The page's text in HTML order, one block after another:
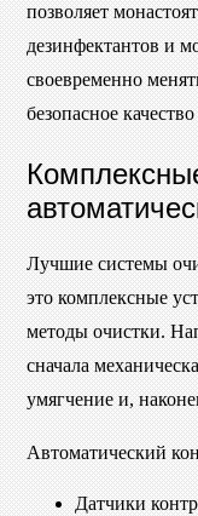
позволяет
дезинфектантов и
своевременно
безопасное
Лучшие системы
это комплексные
методы очистки.
сначала
умягчение и,
Автоматический
Датчики